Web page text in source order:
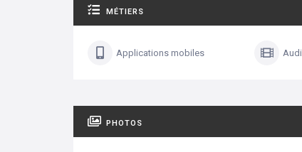
MÉTIERS
Applications mobiles
PHOTOS